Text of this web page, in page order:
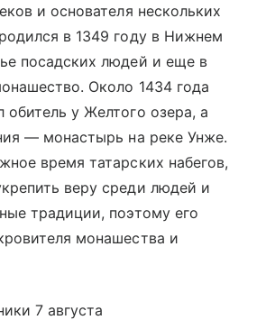
и основателя нескольких
в 1349 году в Нижнем
посадских людей и еще в
Около 1434 года
обитель у Желтого озера, а
— монастырь на реке Унже.
время татарских набегов,
веру среди людей и
традиции, поэтому его
монашества и
7 августа